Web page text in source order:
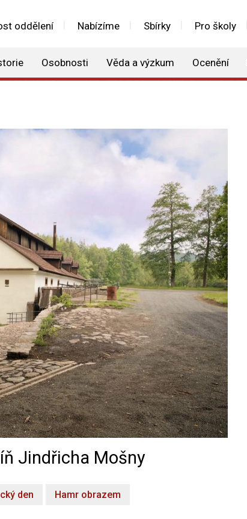
oddělení Nabízíme Sbírky Pro školy
Osobnosti Věda a výzkum Ocenění
Jindřicha Mošny
den Hamr obrazem